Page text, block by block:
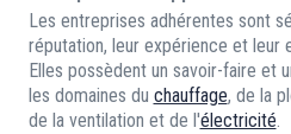
Les entreprises adhérentes sont
réputation, leur expérience et leur
Elles possèdent un savoir-faire et
les domaines du chauffage, de la
de la ventilation et de l'électricité.